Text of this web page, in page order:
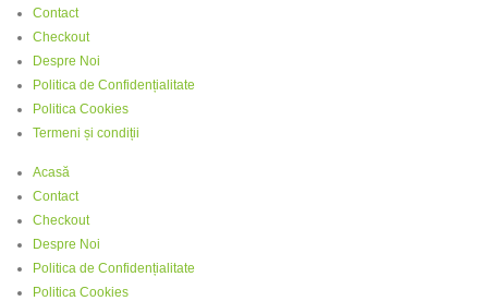
Contact
Checkout
Despre Noi
Politica de Confidențialitate
Politica Cookies
Termeni și condiții
Acasă
Contact
Checkout
Despre Noi
Politica de Confidențialitate
Politica Cookies